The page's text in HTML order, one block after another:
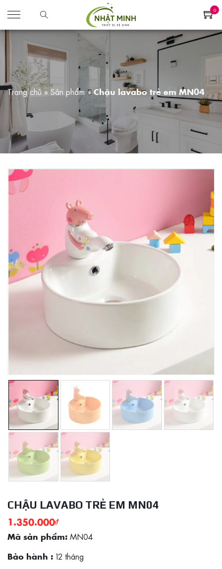
0
Trang chủ» Sản phẩm »Chậu lavabo trẻ em MN04
CHẬU LAVABO TRẺ EM MN04
1.350.000₫
Mã sản phẩm: MN04
Bảo hành : 12 tháng